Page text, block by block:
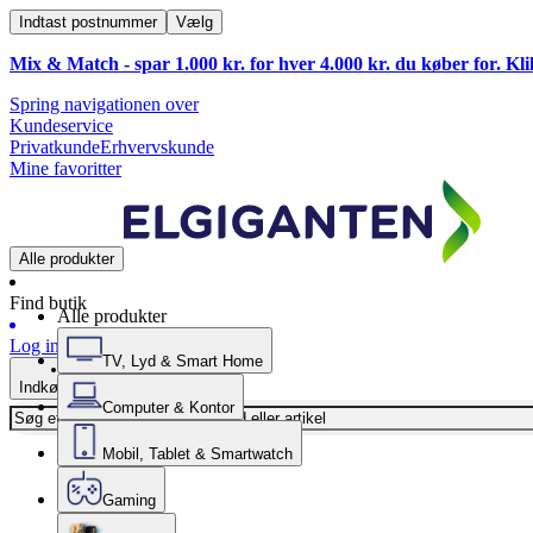
Indtast postnummer Vælg
Mix & Match - spar 1.000 kr. for hver 4.000 kr. du køber for.
Spring navigationen over
Kundeservice
PrivatkundeErhvervskunde
Mine favoritter
Alle produkter
Find butik
Log ind
Indkøbskurv
Alle produkter
TV, Lyd & Smart Home
Computer & Kontor
Mobil, Tablet & Smartwatch
Gaming